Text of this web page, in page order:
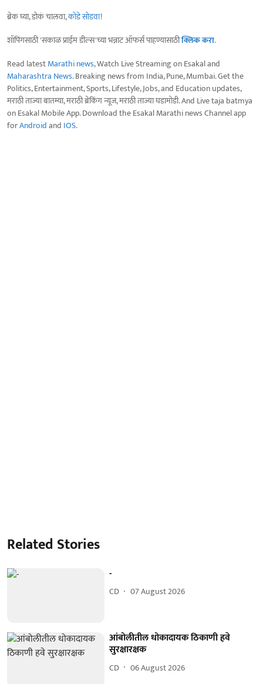
ब्रेक घ्या, डोकं चालवा,कोडे सोडवा!
शॉपिंगसाठी 'सकाळ प्राईम डील्स'च्या भन्नाट ऑफर्स पाहण्यासाठीक्लिक करा.
Read latestMarathi news, Watch Live Streaming on Esakal and
Maharashtra News. Breaking news from India, Pune, Mumbai. Get the
Politics, Entertainment, Sports, Lifestyle, Jobs, and Education updates,
मराठी ताज्या बातम्या, मराठी ब्रेकिंग न्यूज, मराठी ताज्या घडामोडी. And Live taja batmya
on Esakal Mobile App. Download the Esakal Marathi news Channel app
forAndroidand IOS.
Related Stories
-
CD 07 August 2026
आंबोलीतील धोकादायक ठिकाणी हवे
सुरक्षारक्षक
CD 06 August 2026